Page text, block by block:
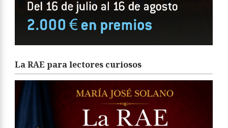
La RAE para lectores curiosos